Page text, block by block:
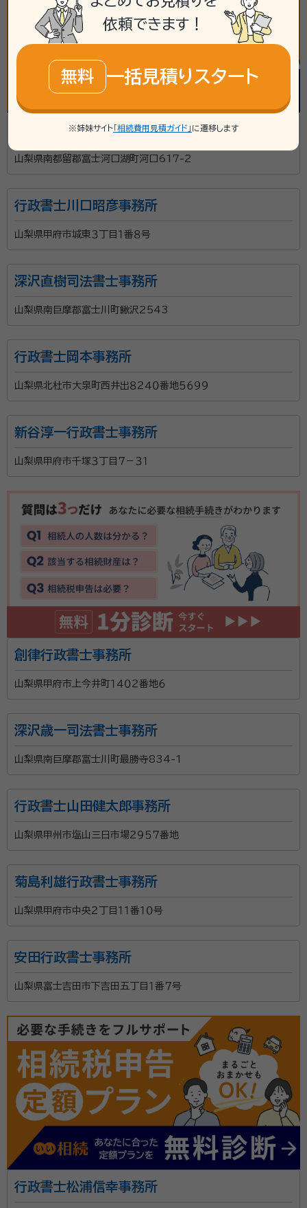
中田進司法書士事務所
山梨県南都留郡富士河口湖町河口617-2
行政書士川口昭彦事務所
山梨県甲府市城東３丁目１番８号
深沢直樹司法書士事務所
山梨県南巨摩郡富士川町鰍沢2543
行政書士岡本事務所
山梨県北杜市大泉町西井出８２４０番地５６９９
新谷淳一行政書士事務所
山梨県甲府市千塚３丁目７－３１
創律行政書士事務所
山梨県甲府市上今井町１４０２番地６
深沢歳一司法書士事務所
山梨県南巨摩郡富士川町最勝寺834-1
行政書士山田健太郎事務所
山梨県甲州市塩山三日市場２９５７番地
菊島利雄行政書士事務所
山梨県甲府市中央２丁目１１番１０号
安田行政書士事務所
山梨県富士吉田市下吉田五丁目１番７号
行政書士松浦信幸事務所
依頼できます！
無料 一括見積りスタート
※姉妹サイト 「相続費用見積ガイド」 に遷移します